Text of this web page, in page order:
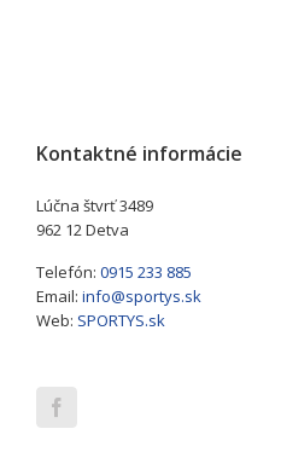
Kontaktné informácie
Lúčna štvrť 3489
962 12 Detva
Telefón: 0915 233 885
Email: info@sportys.sk
Web: SPORTYS.sk